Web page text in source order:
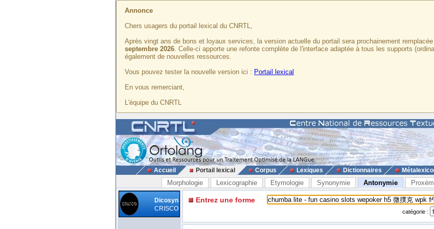
Annonce
Chers usagers du portail lexical du CNRTL,
Après vingt ans de bons et loyaux services, la version actuelle du portail sera prochainement
septembre 2026. Celle-ci apporte une refonte complète de l'interface adaptée à tous les supports
également de nouvelles ressources.
Vous pouvez tester la nouvelle version ici : Portail lexical
En vous remerciant,
L'équipe du CNRTL
Accueil Portail lexical Corpus Lexiques Dictionnaires
Morphologie Lexicographie Etymologie Synonymie Antonymie
Dicosyn
CRISCO
Entrez une forme
catégorie :